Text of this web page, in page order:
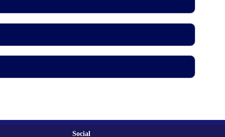
Social